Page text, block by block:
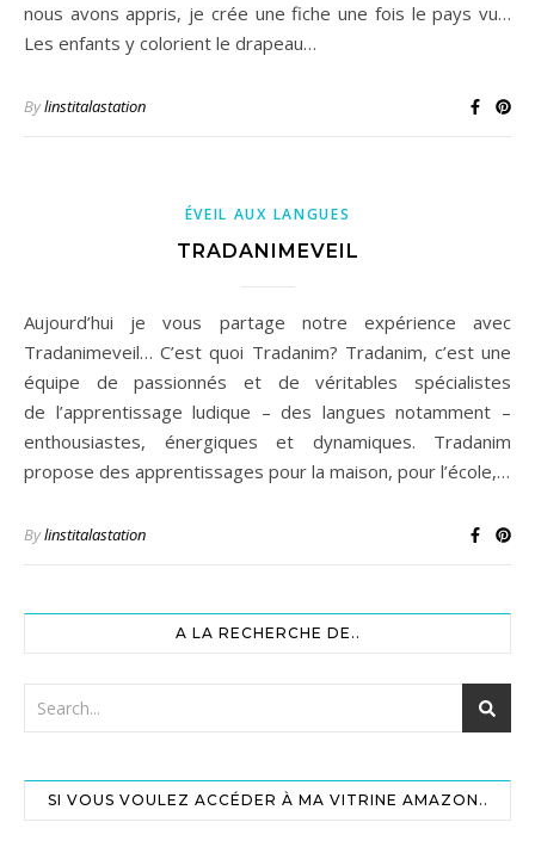
nous avons appris, je crée une fiche une fois le pays vu…
Les enfants y colorient le drapeau…
Bylinstitalastation
ÉVEIL AUX LANGUES
TRADANIMEVEIL
Aujourd’hui je vous partage notre expérience avec
Tradanimeveil… C’est quoi Tradanim? Tradanim, c’est une
équipe de passionnés et de véritables spécialistes
de l’apprentissage ludique – des langues notamment –
enthousiastes, énergiques et dynamiques. Tradanim
propose des apprentissages pour la maison, pour l’école,…
Bylinstitalastation
A LA RECHERCHE DE..
SI VOUS VOULEZ ACCÉDER À MA VITRINE AMAZON..